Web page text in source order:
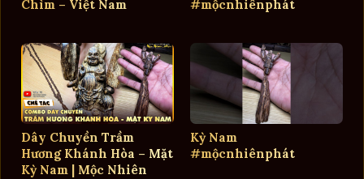
Chìm – Việt Nam
#mộcnhiênphát
Dây Chuyền Trầm
Hương Khánh Hòa – Mặt
Kỳ Nam | Mộc Nhiên
Kỳ Nam
#mộcnhiênphát